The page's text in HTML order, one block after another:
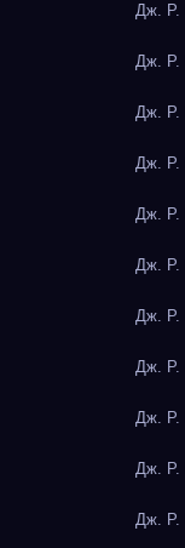
Дж. Р.
Дж. Р.
Дж. Р.
Дж. Р.
Дж. Р.
Дж. Р.
Дж. Р.
Дж. Р.
Дж. Р.
Дж. Р.
Дж. Р.